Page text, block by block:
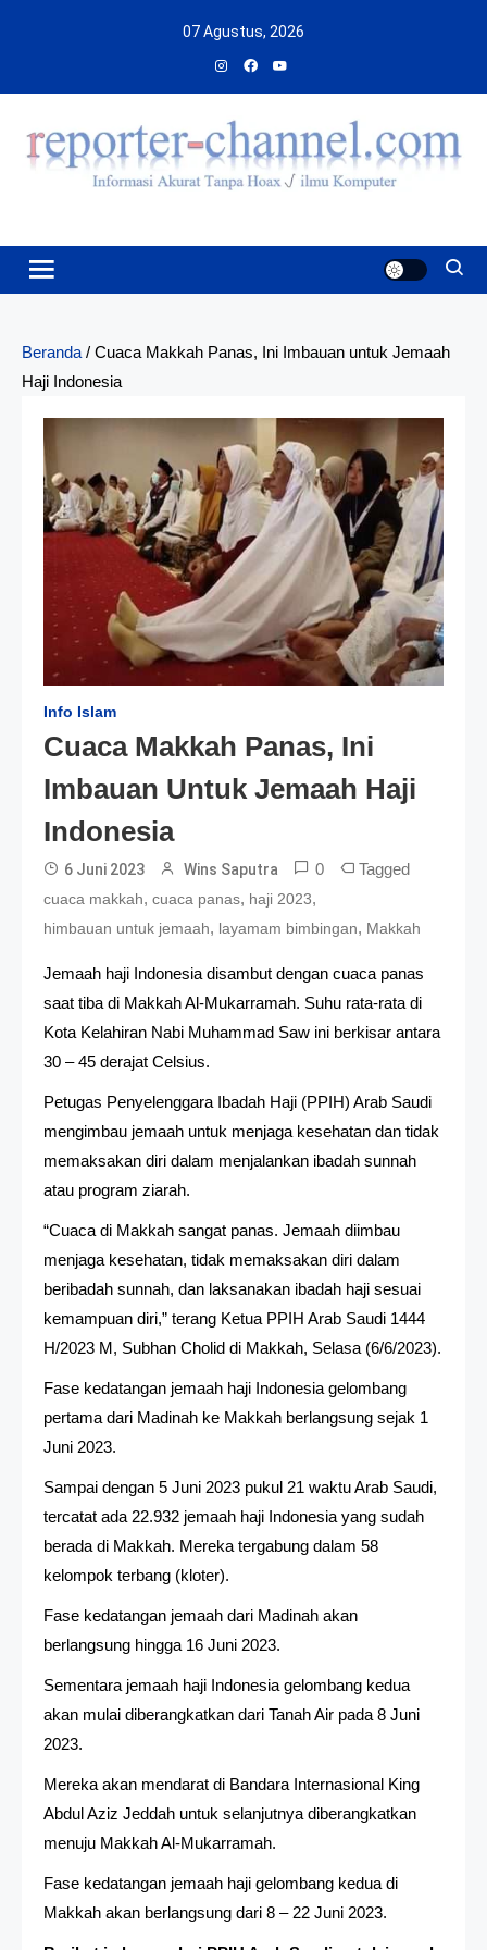
07 Agustus, 2026
Beranda / Cuaca Makkah Panas, Ini Imbauan untuk Jemaah
Haji Indonesia
Info Islam
Cuaca Makkah Panas, Ini
Imbauan Untuk Jemaah Haji
Indonesia
6 Juni 2023 Wins Saputra 0 Tagged
cuaca makkah, cuaca panas, haji 2023,
himbauan untuk jemaah, layamam bimbingan, Makkah
Jemaah haji Indonesia disambut dengan cuaca panas
saat tiba di Makkah Al-Mukarramah. Suhu rata-rata di
Kota Kelahiran Nabi Muhammad Saw ini berkisar antara
30 – 45 derajat Celsius.
Petugas Penyelenggara Ibadah Haji (PPIH) Arab Saudi
mengimbau jemaah untuk menjaga kesehatan dan tidak
memaksakan diri dalam menjalankan ibadah sunnah
atau program ziarah.
“Cuaca di Makkah sangat panas. Jemaah diimbau
menjaga kesehatan, tidak memaksakan diri dalam
beribadah sunnah, dan laksanakan ibadah haji sesuai
kemampuan diri,” terang Ketua PPIH Arab Saudi 1444
H/2023 M, Subhan Cholid di Makkah, Selasa (6/6/2023).
Fase kedatangan jemaah haji Indonesia gelombang
pertama dari Madinah ke Makkah berlangsung sejak 1
Juni 2023.
Sampai dengan 5 Juni 2023 pukul 21 waktu Arab Saudi,
tercatat ada 22.932 jemaah haji Indonesia yang sudah
berada di Makkah. Mereka tergabung dalam 58
kelompok terbang (kloter).
Fase kedatangan jemaah dari Madinah akan
berlangsung hingga 16 Juni 2023.
Sementara jemaah haji Indonesia gelombang kedua
akan mulai diberangkatkan dari Tanah Air pada 8 Juni
2023.
Mereka akan mendarat di Bandara Internasional King
Abdul Aziz Jeddah untuk selanjutnya diberangkatkan
menuju Makkah Al-Mukarramah.
Fase kedatangan jemaah haji gelombang kedua di
Makkah akan berlangsung dari 8 – 22 Juni 2023.